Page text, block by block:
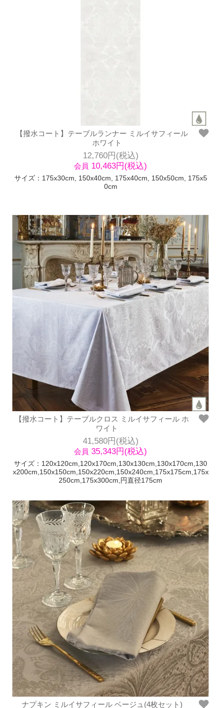
【撥水コート】テーブルランナー ミルイサフィール
ホワイト
12,760円(税込)
会員 10,463円(税込)
サイズ：175x30cm, 150x40cm, 175x40cm, 150x50cm, 175x5
0cm
【撥水コート】テーブルクロス ミルイサフィール ホ
ワイト
41,580円(税込)
会員 35,343円(税込)
サイズ：120x120cm,120x170cm,130x130cm,130x170cm,130
x200cm,150x150cm,150x220cm,150x240cm,175x175cm,175x
250cm,175x300cm,円直径175cm
ナプキン ミルイサフィール ベージュ(4枚セット)